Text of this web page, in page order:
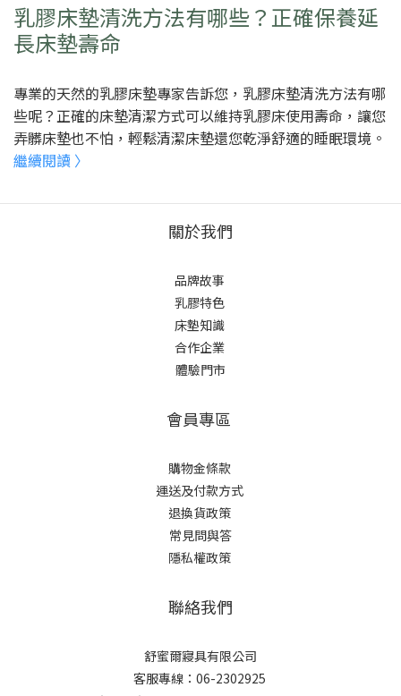
乳膠床墊清洗方法有哪些？正確保養延
長床墊壽命
專業的天然的乳膠床墊專家告訴您，乳膠床墊清洗方法有哪
些呢？正確的床墊清潔方式可以維持乳膠床使用壽命，讓您
弄髒床墊也不怕，輕鬆清潔床墊還您乾淨舒適的睡眠環境。
繼續閱讀 〉
關於我們
品牌故事
乳膠特色
床墊知識
合作企業
體驗門市
會員專區
購物金條款
運送及付款方式
退換貨政策
常見問與答
隱私權政策
聯絡我們
舒蜜爾寢具有限公司
客服專線：06-2302925